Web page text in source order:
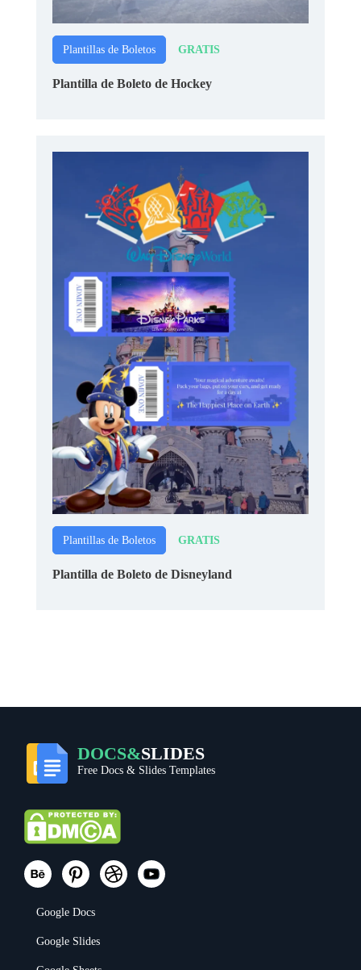
Plantillas de Boletos GRATIS
Plantilla de Boleto de Hockey
Plantillas de Boletos GRATIS
Plantilla de Boleto de Disneyland
DOCS&SLIDES
Free Docs & Slides Templates
Google Docs
Google Slides